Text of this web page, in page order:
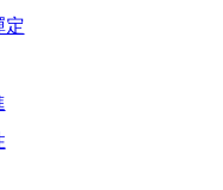
定